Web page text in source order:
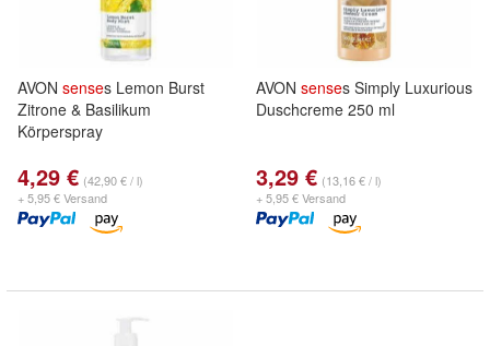
AVON senses Lemon Burst
Zitrone & Basilikum
Körperspray
4,29 € (42,90 € / l)
+ 5,95 € Versand
AVON senses Simply Luxurious
Duschcreme 250 ml
3,29 € (13,16 € / l)
+ 5,95 € Versand